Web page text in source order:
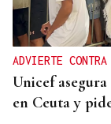
ADVIERTE CONTRA
Unicef
en Ceuta y